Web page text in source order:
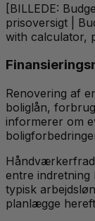
[BILLEDE:
prisoversigt |
with calculator,
Renovering af
boliglån,
informerer om
entre indretning
typisk
planlægge